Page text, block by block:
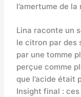
l’amertume de
Lina raconte un
le citron par des
par une tomme
perçue comme
que l’acide était
Insight final :